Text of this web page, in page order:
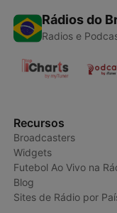
Rádios do
Radios e
Recursos
Broadcasters
Widgets
Futebol Ao Vivo na
Blog
Sites de Rádio por